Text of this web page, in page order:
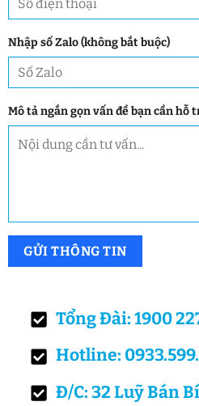
Nhập số Zalo (không bắt buộc)
Mô tả ngắn gọn vấn đề bạn cần hỗ
Tổng Đài: 1900
Hotline:
Đ/C: 32 Luỹ Bán